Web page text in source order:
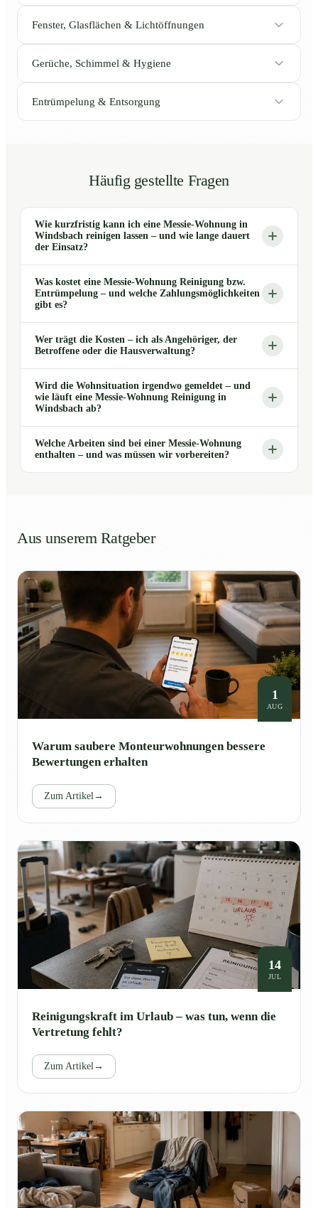
Fenster, Glasflächen & Lichtöffnungen
Gerüche, Schimmel & Hygiene
Entrümpelung & Entsorgung
Häufig gestellte Fragen
Wie kurzfristig kann ich eine Messie-Wohnung in
Windsbach reinigen lassen – und wie lange dauert
der Einsatz?
Was kostet eine Messie-Wohnung Reinigung bzw.
Entrümpelung – und welche Zahlungsmöglichkeiten
gibt es?
Wer trägt die Kosten – ich als Angehöriger, der
Betroffene oder die Hausverwaltung?
Wird die Wohnsituation irgendwo gemeldet – und
wie läuft eine Messie-Wohnung Reinigung in
Windsbach ab?
Welche Arbeiten sind bei einer Messie-Wohnung
enthalten – und was müssen wir vorbereiten?
Aus unserem Ratgeber
1
AUG
Warum saubere Monteurwohnungen bessere
Bewertungen erhalten
Zum Artikel→
14
JUL
Reinigungskraft im Urlaub – was tun, wenn die
Vertretung fehlt?
Zum Artikel→